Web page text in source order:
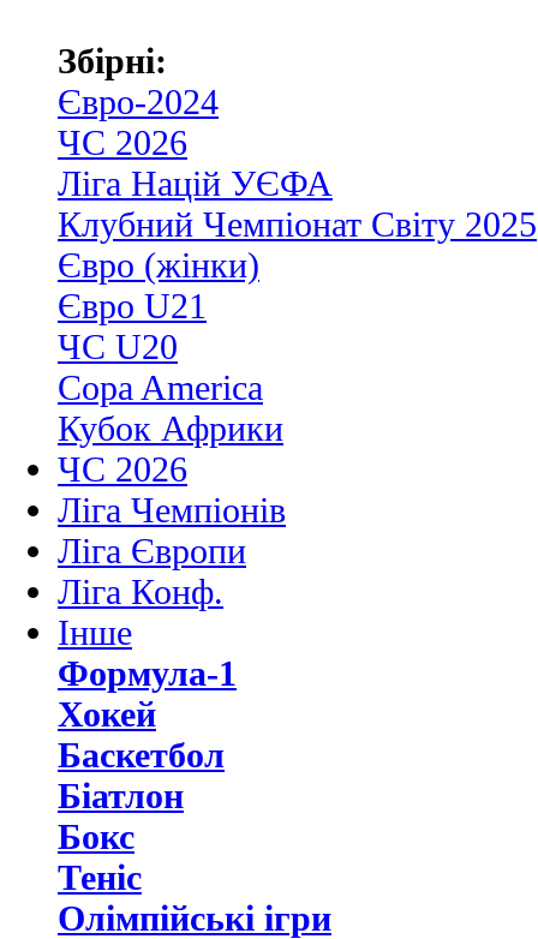
Збірні:
Євро-2024
ЧС 2026
Ліга Націй УЄФА
Клубний Чемпіонат Світу 2025
Євро (жінки)
Євро U21
ЧС U20
Copa America
Кубок Африки
ЧС 2026
Ліга Чемпіонів
Ліга Європи
Ліга Конф.
Інше
Формула-1
Хокей
Баскетбол
Біатлон
Бокс
Теніс
Олімпійські ігри